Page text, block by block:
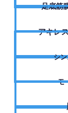
足底筋
アキレ
シ
モ